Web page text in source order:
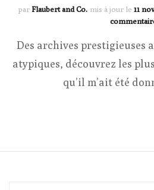
parFlaubert and Co. mis à jour le 11
Des archives prestigieuses
atypiques, découvrez les
qu’il m’ait été